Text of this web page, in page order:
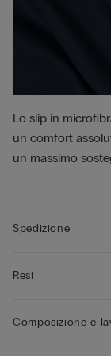
Lo slip in
un comfort
un massimo
Spedizione
Resi
Composizione e